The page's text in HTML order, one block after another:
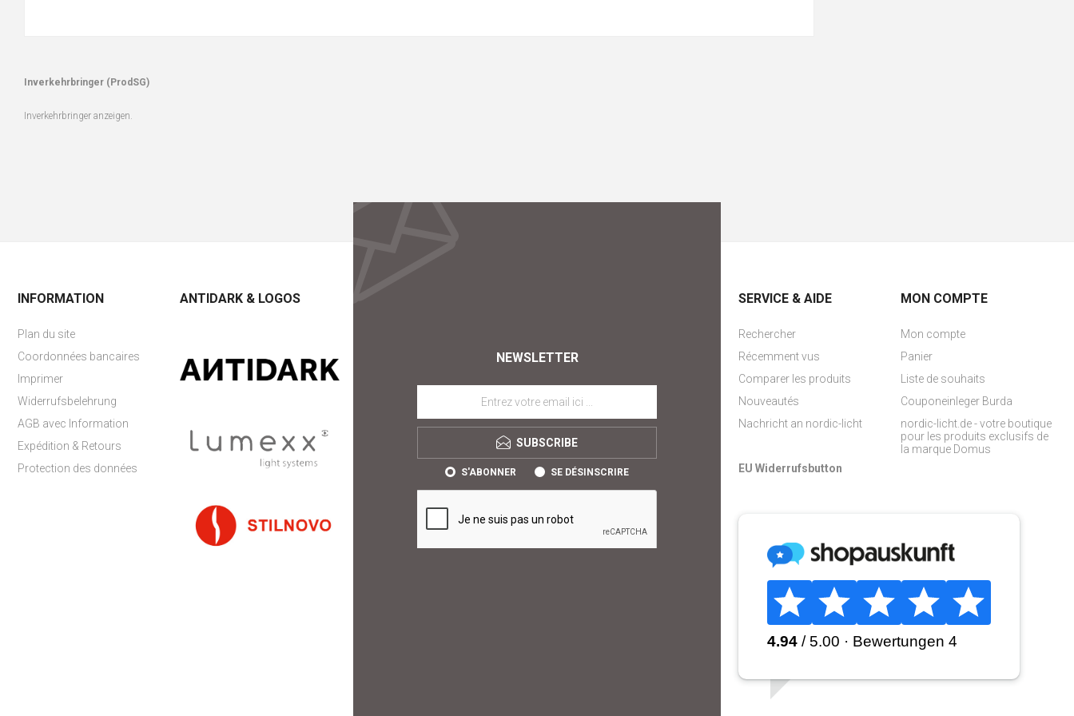
Inverkehrbringer (ProdSG)
Inverkehrbringer anzeigen.
NEWSLETTER
SUBSCRIBE
S'ABONNER SE DÉSINSCRIRE
INFORMATION
Plan du site
Coordonnées bancaires
Imprimer
Widerrufsbelehrung
AGB avec Information
Expédition & Retours
Protection des données
ANTIDARK & LOGOS SERVICE & AIDE
Rechercher
Récemment vus
Comparer les produits
Nouveautés
Nachricht an nordic-licht
EU Widerrufsbutton
MON COMPTE
Mon compte
Panier
Liste de souhaits
Couponeinleger Burda
nordic-licht.de - votre boutique
pour les produits exclusifs de
la marque Domus